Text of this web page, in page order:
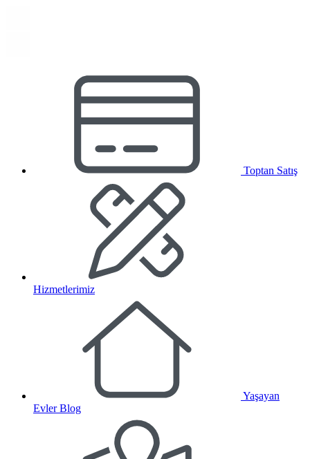
Toptan Satış
Hizmetlerimiz
Yaşayan
Evler Blog